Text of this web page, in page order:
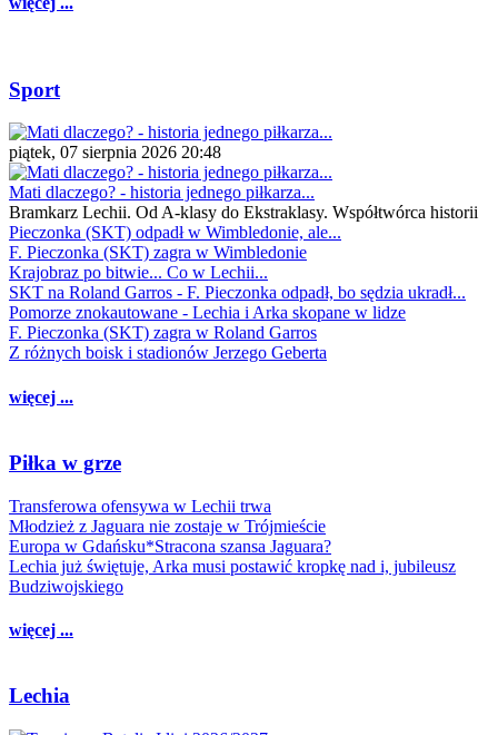
Sport
piątek, 07 sierpnia 2026 20:48
Mati dlaczego? - historia jednego piłkarza...
Bramkarz Lechii. Od A-klasy do Ekstraklasy. Współtwórca historii
Pieczonka (SKT) odpadł w Wimbledonie, ale...
F. Pieczonka (SKT) zagra w Wimbledonie
Krajobraz po bitwie... Co w Lechii...
SKT na Roland Garros - F. Pieczonka odpadł, bo sędzia ukradł...
Pomorze znokautowane - Lechia i Arka skopane w lidze
F. Pieczonka (SKT) zagra w Roland Garros
Z różnych boisk i stadionów Jerzego Geberta
więcej ...
Piłka w grze
Transferowa ofensywa w Lechii trwa
Młodzież z Jaguara nie zostaje w Trójmieście
Europa w Gdańsku*Stracona szansa Jaguara?
Lechia już świętuje, Arka musi postawić kropkę nad i, jubileusz
Budziwojskiego
więcej ...
Lechia